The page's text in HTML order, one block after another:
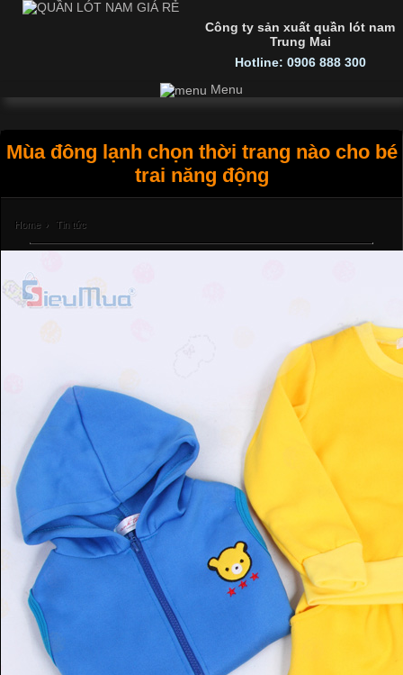
Công ty sản xuất quần lót nam
Trung Mai
Hotline: 0906 888 300
Menu
Mùa đông lạnh chọn thời trang nào cho bé
trai năng động
Home › Tin tức